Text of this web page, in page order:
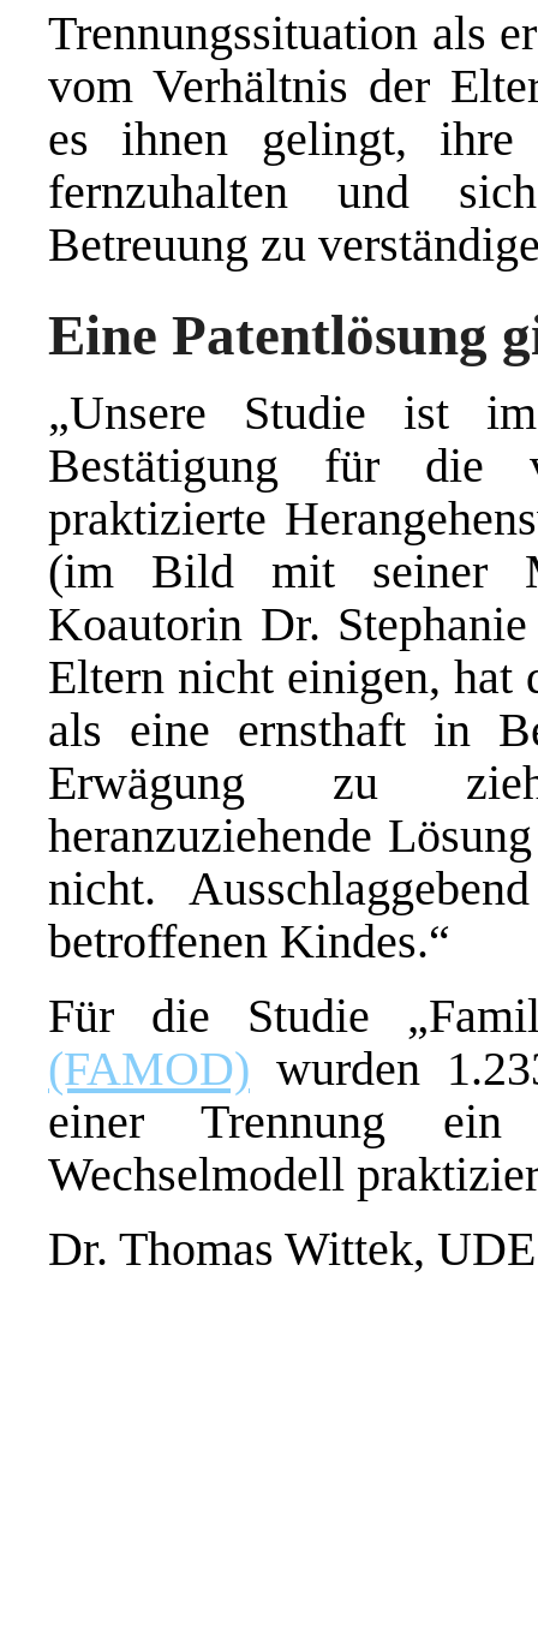
Trennungssituation als
vom Verhältnis der
es ihnen gelingt,
fernzuhalten und
Betreuung zu
Eine Patentlösung
„Unsere Studie ist
Bestätigung für die
praktizierte
(im Bild mit seiner
Koautorin Dr.
Eltern nicht einigen, hat
als eine ernsthaft in
Erwägung zu
heranzuziehende
nicht.
betroffenen Kindes.“
Für die Studie
(FAMOD) wurden
einer Trennung ein
Wechselmodell
Dr. Thomas Wittek, UDE